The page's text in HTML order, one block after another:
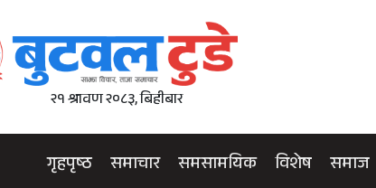
२१ श्रावण २०८३, बिहीबार
गृहपृष्ठ समाचार समसामयिक विशेष समाज